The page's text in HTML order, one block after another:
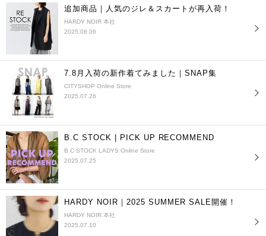
追加商品｜人気のジレ＆スカートが再入荷！
HARDY NOIR 本社
2025.08.06
7.8月入荷の新作着てみました｜SNAP集
CITYSHOP Online Store
2025.07.26
B.C STOCK | PICK UP RECOMMEND
B.C STOCK LADYS Online Store
2025.07.25
HARDY NOIR｜2025 SUMMER SALE開催！
HARDY NOIR 本社
2025.07.10